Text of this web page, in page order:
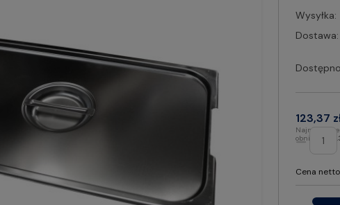
Wysyłka:
Dostawa:
123,37
Najniższa
obniżką:
Cena